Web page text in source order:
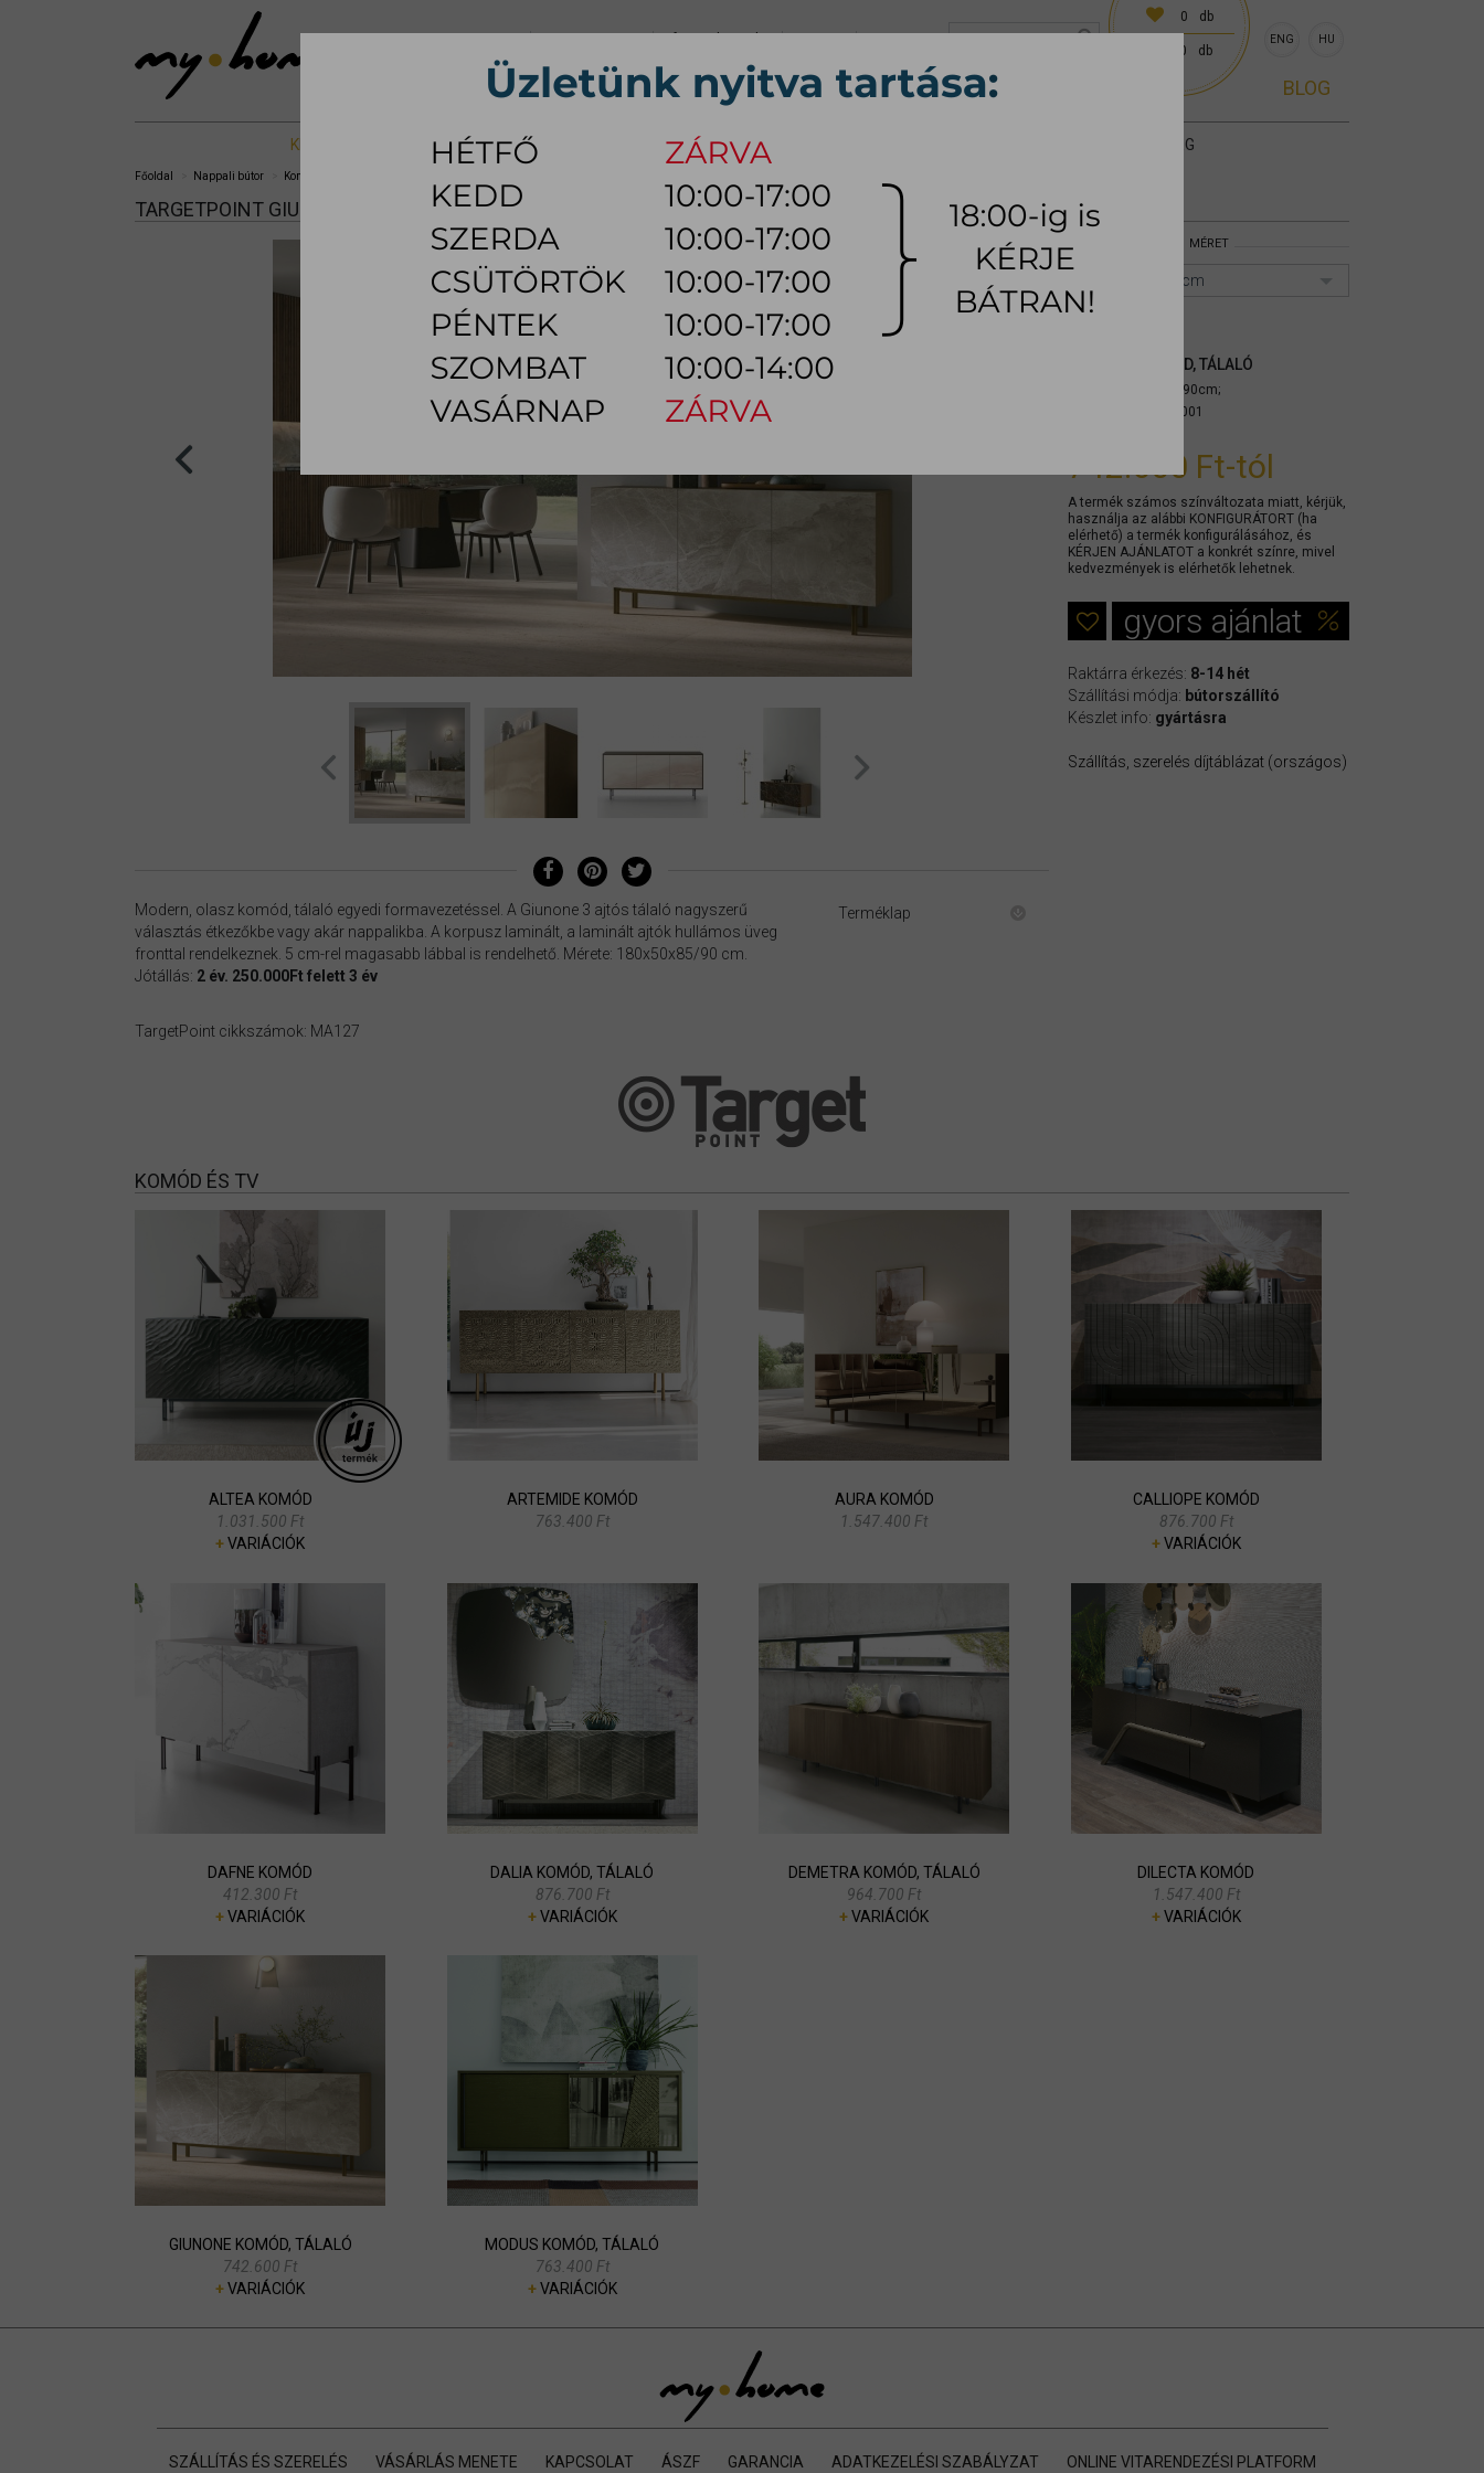
K, Sz, Cs, P:
10:00 - 17:00 (18:00 előre egyeztetve)
Szo:
10:00 - 14:00
0 db
0 db
ENG HU
BLOG
KIÁLLÍTOTT % NAPPALI BÚTOR HÁLÓSZOBA BÚTOR SZŐNYEG
Főoldal Nappali bútor Komód és TV
TARGETPOINT GIUNONE KOMÓD, TÁLALÓ
Modern, olasz komód, tálaló egyedi formavezetéssel. A Giunone 3 ajtós tálaló nagyszerű
választás étkezőkbe vagy akár nappalikba. A korpusz laminált, a laminált ajtók hullámos üveg
fronttal rendelkeznek. 5 cm-rel magasabb lábbal is rendelhető. Mérete: 180x50x85/90 cm.
Jótállás: 2 év. 250.000Ft felett 3 év
TargetPoint cikkszámok: MA127
Terméklap
MÉRET
180x45x85/90cm
GIUNONE KOMÓD, TÁLALÓ
Méret: 180x45x85/90cm;
mytpgu001
742.600 Ft-tól
A termék számos színváltozata miatt, kérjük,
használja az alábbi KONFIGURÁTORT (ha
elérhető) a termék konfigurálásához, és
KÉRJEN AJÁNLATOT a konkrét színre, mivel
kedvezmények is elérhetők lehetnek.
gyors ajánlat
Raktárra érkezés: 8-14 hét
Szállítási módja: bútorszállító
Készlet info: gyártásra
Szállítás, szerelés díjtáblázat (országos)
KOMÓD ÉS TV
ALTEA KOMÓD
1.031.500 Ft
+VARIÁCIÓK
ARTEMIDE KOMÓD
763.400 Ft
AURA KOMÓD
1.547.400 Ft
CALLIOPE KOMÓD
876.700 Ft
+VARIÁCIÓK
DAFNE KOMÓD
412.300 Ft
+VARIÁCIÓK
DALIA KOMÓD, TÁLALÓ
876.700 Ft
+VARIÁCIÓK
DEMETRA KOMÓD, TÁLALÓ
964.700 Ft
+VARIÁCIÓK
DILECTA KOMÓD
1.547.400 Ft
+VARIÁCIÓK
GIUNONE KOMÓD, TÁLALÓ
742.600 Ft
+VARIÁCIÓK
MODUS KOMÓD, TÁLALÓ
763.400 Ft
+VARIÁCIÓK
SZÁLLÍTÁS ÉS SZERELÉS VÁSÁRLÁS MENETE KAPCSOLAT ÁSZF GARANCIA ADATKEZELÉSI SZABÁLYZAT ONLINE VITARENDEZÉSI PLATFORM